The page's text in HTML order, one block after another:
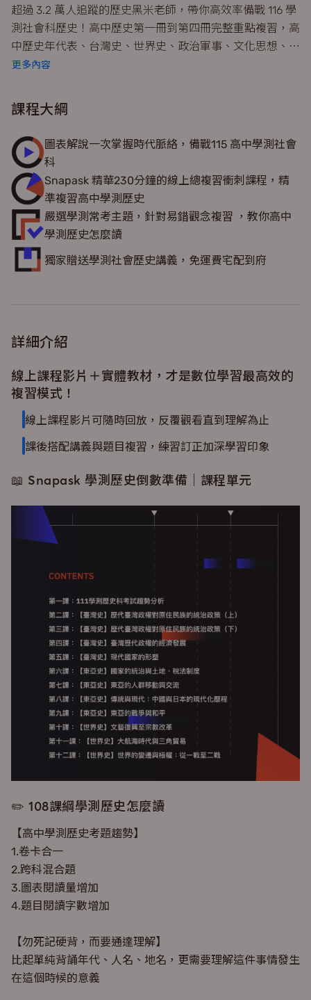
超過 3.2 萬人追蹤的歷史黑米老師，帶你高效率備戰 116 學
測社會科歷史！高中歷史第一冊到第四冊完整重點複習，高
中歷史年代表、台灣史、世界史、政治軍事、文化思想、社
會經濟、圖表情境分析等，獨家主題式統整課程設計，跨領
時課問全站 QA 即時問答服務，一站式數位學習一次到位。
更多內容
課程大綱
圖表解說一次掌握時代脈絡，備戰115 高中學測社會
科
Snapask 精華230分鐘的線上總複習衝刺課程，精
準複習高中學測歷史
嚴選學測常考主題，針對易錯觀念複習 ，教你高中
學測歷史怎麼讀
獨家贈送學測社會歷史講義，免運費宅配到府
詳細介紹
線上課程影片＋實體教材，才是數位學習最高效的
複習模式！
線上課程影片可隨時回放，反覆觀看直到理解為止
課後搭配講義與題目複習，練習訂正加深學習印象
📖 Snapask 學測歷史倒數準備｜課程單元
✏️ 108課綱學測歷史怎麼讀
【高中學測歷史考題趨勢】
1.卷卡合一
2.跨科混合題
3.圖表閱讀量增加
4.題目閱讀字數增加
【勿死記硬背，而要通達理解】
比起單純背誦年代、人名、地名，更需要理解這件事情發生
在這個時候的意義